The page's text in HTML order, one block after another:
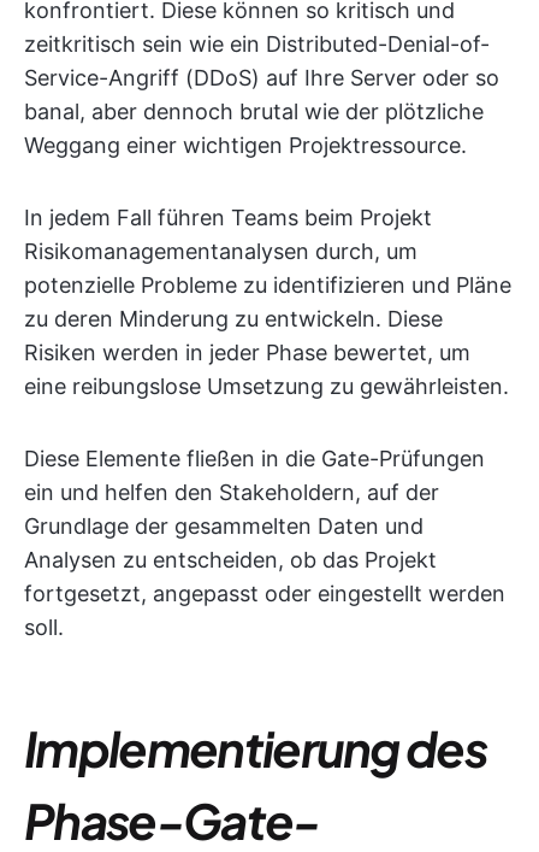
konfrontiert. Diese können so kritisch und
zeitkritisch sein wie ein Distributed-Denial-of-
Service-Angriff (DDoS) auf Ihre Server oder so
banal, aber dennoch brutal wie der plötzliche
Weggang einer wichtigen Projektressource.
In jedem Fall führen Teams beim Projekt
Risikomanagementanalysen durch, um
potenzielle Probleme zu identifizieren und Pläne
zu deren Minderung zu entwickeln. Diese
Risiken werden in jeder Phase bewertet, um
eine reibungslose Umsetzung zu gewährleisten.
Diese Elemente fließen in die Gate-Prüfungen
ein und helfen den Stakeholdern, auf der
Grundlage der gesammelten Daten und
Analysen zu entscheiden, ob das Projekt
fortgesetzt, angepasst oder eingestellt werden
soll.
Implementierung des
Phase-Gate-